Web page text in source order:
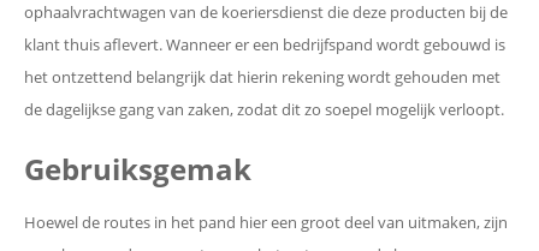
ophaalvrachtwagen van de koeriersdienst die deze producten bij de
klant thuis aflevert. Wanneer er een bedrijfspand wordt gebouwd is
het ontzettend belangrijk dat hierin rekening wordt gehouden met
de dagelijkse gang van zaken, zodat dit zo soepel mogelijk verloopt.
Gebruiksgemak
Hoewel de routes in het pand hier een groot deel van uitmaken, zijn